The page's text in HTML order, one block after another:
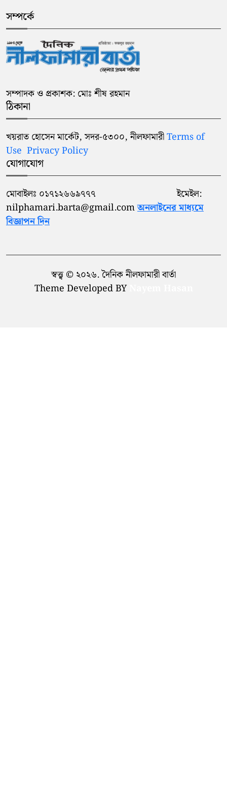
সম্পর্কে
সম্পাদক ও প্রকাশক: মোঃ শীষ রহমান
ঠিকানা
খয়রাত হোসেন মার্কেট, সদর-৫৩০০, নীলফামারীTerms of
Use Privacy Policy
যোগাযোগ
মোবাইলঃ ০১৭১২৬৬৯৭৭৭ ইমেইল:
nilphamari.barta@gmail.comঅনলাইনের মাধ্যমে
বিজ্ঞাপন দিন
স্বত্ত্ব © ২০২৬. দৈনিক নীলফামারী বার্তা
Theme Developed BY